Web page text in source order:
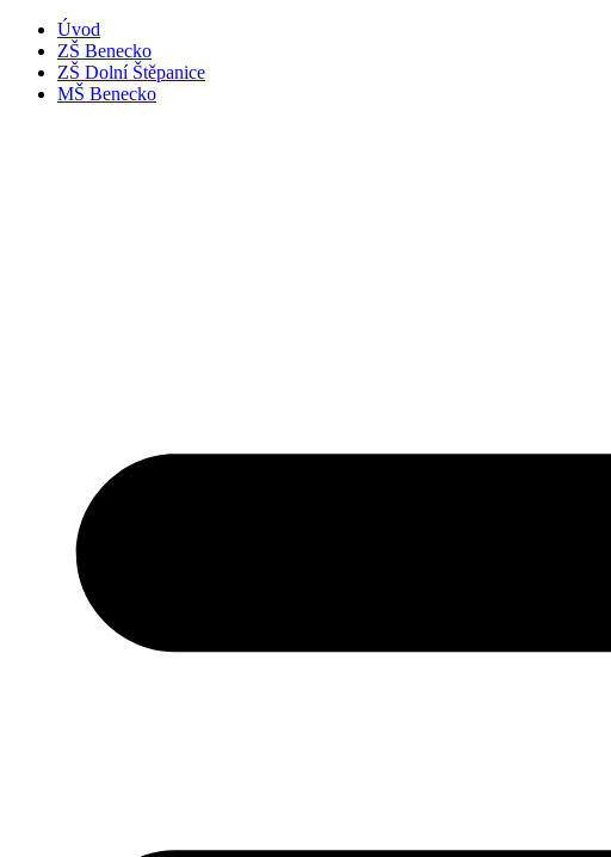
Úvod
ZŠ Benecko
ZŠ Dolní Štěpanice
MŠ Benecko